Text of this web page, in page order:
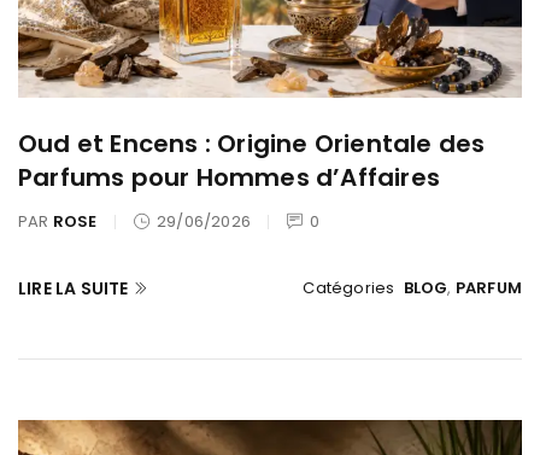
Oud et Encens : Origine Orientale des
Parfums pour Hommes d’Affaires
PAR ROSE 29/06/2026 0
Catégories BLOG, PARFUM
LIRE LA SUITE